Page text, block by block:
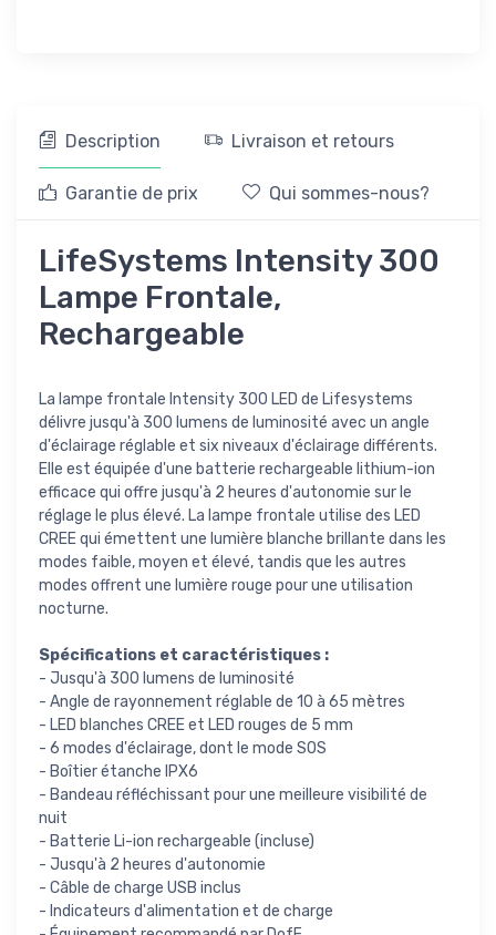
Description Livraison et retours
Garantie de prix Qui sommes-nous?
LifeSystems Intensity 300
Lampe Frontale,
Rechargeable
La lampe frontale Intensity 300 LED de Lifesystems
délivre jusqu'à 300 lumens de luminosité avec un angle
d'éclairage réglable et six niveaux d'éclairage différents.
Elle est équipée d'une batterie rechargeable lithium-ion
efficace qui offre jusqu'à 2 heures d'autonomie sur le
réglage le plus élevé. La lampe frontale utilise des LED
CREE qui émettent une lumière blanche brillante dans les
modes faible, moyen et élevé, tandis que les autres
modes offrent une lumière rouge pour une utilisation
nocturne.
Spécifications et caractéristiques :
- Jusqu'à 300 lumens de luminosité
- Angle de rayonnement réglable de 10 à 65 mètres
- LED blanches CREE et LED rouges de 5 mm
- 6 modes d'éclairage, dont le mode SOS
- Boîtier étanche IPX6
- Bandeau réfléchissant pour une meilleure visibilité de
nuit
- Batterie Li-ion rechargeable (incluse)
- Jusqu'à 2 heures d'autonomie
- Câble de charge USB inclus
- Indicateurs d'alimentation et de charge